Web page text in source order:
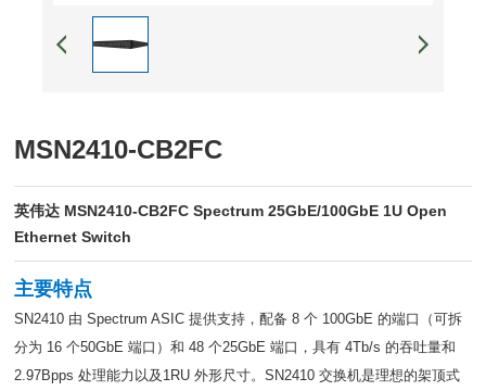
MSN2410-CB2FC
英伟达 MSN2410-CB2FC Spectrum 25GbE/100GbE 1U Open
Ethernet Switch
主要特点
SN2410 由 Spectrum ASIC 提供支持，配备 8 个 100GbE 的端口（可拆
分为 16 个50GbE 端口）和 48 个25GbE 端口，具有 4Tb/s 的吞吐量和
2.97Bpps 处理能力以及1RU 外形尺寸。SN2410 交换机是理想的架顶式